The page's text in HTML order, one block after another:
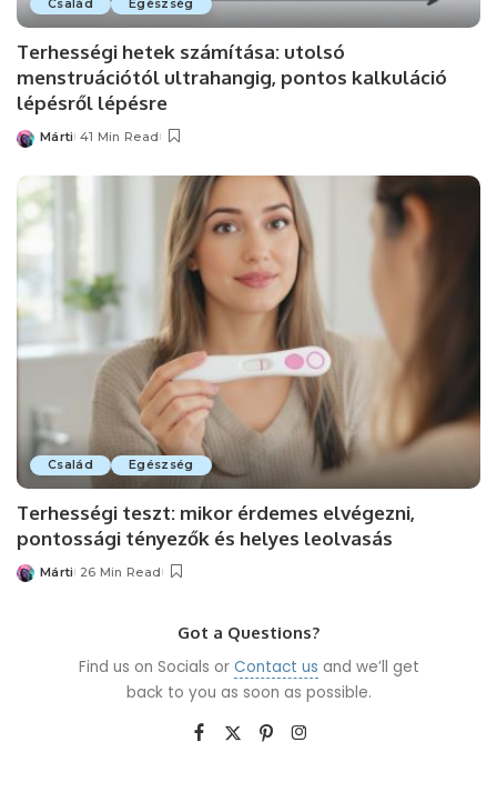
Család Egészség
Terhességi hetek számítása: utolsó
menstruációtól ultrahangig, pontos kalkuláció
lépésről lépésre
Posted
Márti 41 Min Read
Család Egészség
Terhességi teszt: mikor érdemes elvégezni,
pontossági tényezők és helyes leolvasás
Posted
Márti 26 Min Read
Got a Questions?
Find us on Socials or Contact us and we’ll get
back to you as soon as possible.